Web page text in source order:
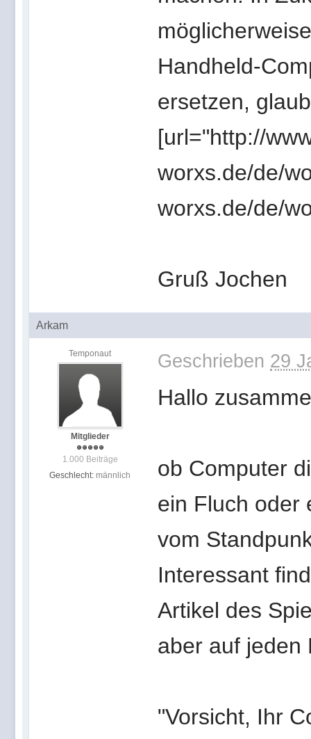
Handheld-
ersetzen,
[url="http://
worxs.de/de/
worxs.de/de/
Gruß Jochen
Arkam
Temponaut
Mitglieder
1.000 Beiträge
Geschlecht: männlich
Geschrieben 29
Hallo
ob Computer
ein Fluch oder
vom
Interessant
Artikel des
aber auf jeden
"Vorsicht, Ihr